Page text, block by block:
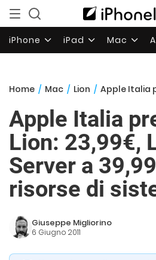
iPhone iPad Mac
Home / Mac / Lion / Apple Italia presenta
Apple Italia
Lion: 23,99€,
Server a
risorse di
Giuseppe Migliorino
6 Giugno 2011